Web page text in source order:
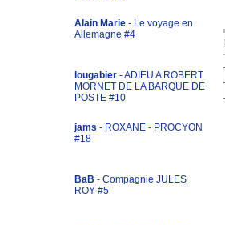
Alain Marie - Le voyage en
Allemagne #4
lougabier - ADIEU A ROBERT
MORNET DE LA BARQUE DE
POSTE #10
jams - ROXANE - PROCYON
#18
BaB - Compagnie JULES
ROY #5